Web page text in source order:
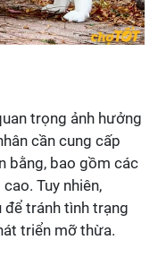
trọng ảnh hưởng
cần cung cấp
bằng, bao gồm các
Tuy nhiên,
để tránh tình trạng
triển mỡ thừa.